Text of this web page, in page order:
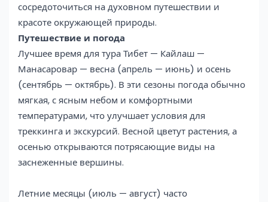
сосредоточиться на духовном путешествии и
красоте окружающей природы.
Путешествие и погода
Лучшее время для тура Тибет — Кайлаш —
Манасаровар — весна (апрель — июнь) и осень
(сентябрь — октябрь). В эти сезоны погода обычно
мягкая, с ясным небом и комфортными
температурами, что улучшает условия для
треккинга и экскурсий. Весной цветут растения, а
осенью открываются потрясающие виды на
заснеженные вершины.
Летние месяцы (июль — август) часто